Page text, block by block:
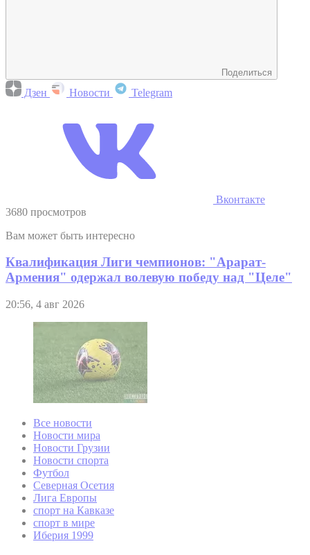
Поделиться
Дзен Новости Telegram
Вконтакте
3680 просмотров
Вам может быть интересно
Квалификация Лиги чемпионов: "Арарат-
Армения" одержал волевую победу над "Целе"
20:56, 4 авг 2026
Все новости
Новости мира
Новости Грузии
Новости спорта
Футбол
Северная Осетия
Лига Европы
спорт на Кавказе
спорт в мире
Иберия 1999